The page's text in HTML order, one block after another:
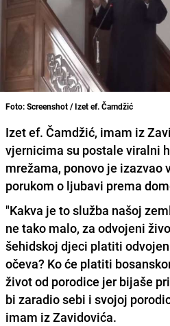
Foto: Screenshot / Izet ef. Čamdžić
Izet ef. Čamdžić, imam iz
vjernicima su postale viralni
mrežama, ponovo je izazvao
porukom o ljubavi prema
"Kakva je to služba našoj
ne tako malo, za odvojeni
šehidskoj djeci platiti
očeva? Ko će platiti
život od porodice jer bijaše
bi zaradio sebi i svojoj
imam iz Zavidovića.